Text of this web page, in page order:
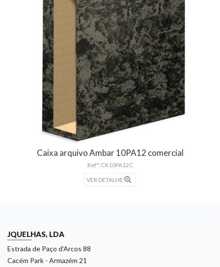
Caixa arquivo Ambar 10PA12 comercial
Refª: CX10PA12C
VER DETALHE
JQUELHAS, LDA
Estrada de Paço d'Arcos 88
Cacém Park - Armazém 21